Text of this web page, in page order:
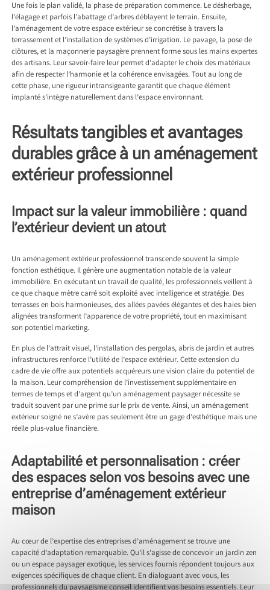
Une fois le plan validé, la phase de préparation commence. Le désherbage,
l’élagage et parfois l’abattage d’arbres déblayent le terrain. Ensuite,
l’aménagement de votre espace extérieur se concrétise à travers la
terrassement et l’installation de systèmes d’irrigation. Le pavage, la pose de
clôtures, et la maçonnerie paysagère prennent forme sous les mains expertes
des artisans. Leur savoir-faire leur permet d’adapter le choix des matériaux
afin de respecter l’harmonie et la cohérence envisagées. Tout au long de
cette phase, une rigueur intransigeante garantit que chaque élément
implanté s’intègre naturellement dans l’espace environnant.
Résultats tangibles et avantages
durables grâce à un aménagement
extérieur professionnel
Impact sur la valeur immobilière : quand
l’extérieur devient un atout
Un aménagement extérieur professionnel transcende souvent la simple
fonction esthétique. Il génère une augmentation notable de la valeur
immobilière. En exécutant un travail de qualité, les professionnels veillent à
ce que chaque mètre carré soit exploité avec intelligence et stratégie. Des
terrasses en bois harmonieuses, des allées pavées élégantes et des haies bien
alignées transforment l’apparence de votre propriété, tout en maximisant
son potentiel marketing.
En plus de l’attrait visuel, l’installation des pergolas, abris de jardin et autres
infrastructures renforce l’utilité de l’espace extérieur. Cette extension du
cadre de vie offre aux potentiels acquéreurs une vision claire du potentiel de
la maison. Leur compréhension de l’investissement supplémentaire en
termes de temps et d’argent qu’un aménagement paysager nécessite se
traduit souvent par une prime sur le prix de vente. Ainsi, un aménagement
extérieur soigné ne s’avère pas seulement être un gage d’esthétique mais une
réelle plus-value financière.
Adaptabilité et personnalisation : créer
des espaces selon vos besoins avec une
entreprise d’aménagement extérieur
maison
Au cœur de l’expertise des entreprises d’aménagement se trouve une
capacité d’adaptation remarquable. Qu’il s’agisse de concevoir un jardin zen
ou un espace paysager exotique, les services fournis répondent toujours aux
exigences spécifiques de chaque client. En dialoguant avec vous, les